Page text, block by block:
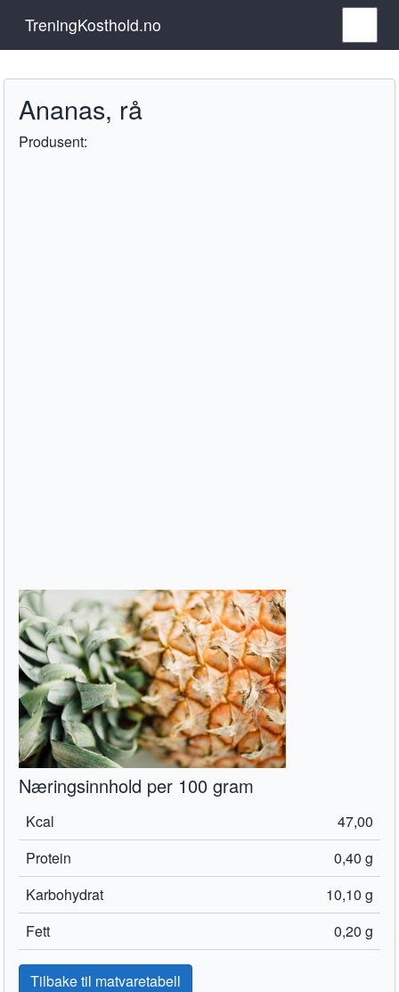
TreningKosthold.no
Ananas, rå
Produsent:
Næringsinnhold per 100 gram
Kcal
47,00
Protein
0,40 g
Karbohydrat
10,10 g
Fett
0,20 g
Tilbake til matvaretabell